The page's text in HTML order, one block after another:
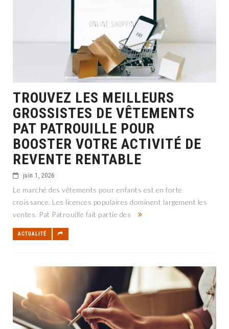
TROUVEZ LES MEILLEURS
GROSSISTES DE VÊTEMENTS
PAT PATROUILLE POUR
BOOSTER VOTRE ACTIVITÉ DE
REVENTE RENTABLE
juin 1, 2026
Le marché des vêtements pour enfants est en forte
croissance. Les licences populaires dominent largement les
ventes. Pat Patrouille fait partie des
ACTUALITÉ